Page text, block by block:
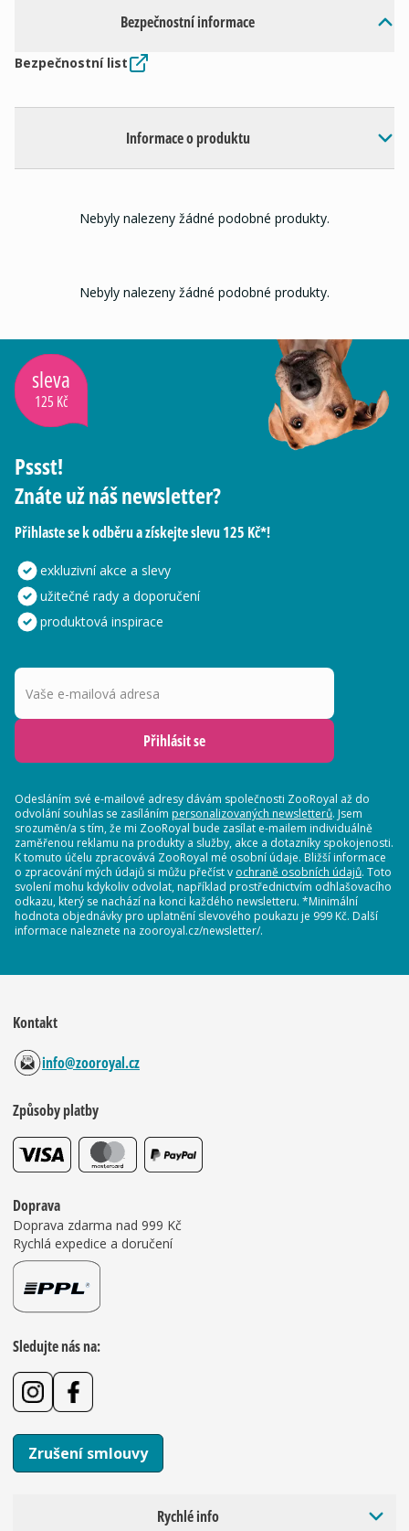
Bezpečnostní informace
Bezpečnostní list
Informace o produktu
Nebyly nalezeny žádné podobné produkty.
Nebyly nalezeny žádné podobné produkty.
sleva
125 Kč
Pssst!
Znáte už náš newsletter?
Přihlaste se k odběru a získejte slevu 125 Kč*!
exkluzivní akce a slevy
užitečné rady a doporučení
produktová inspirace
Vaše e-mailová adresa
Přihlásit se
Odesláním své e-mailové adresy dávám společnosti ZooRoyal až do
odvolání souhlas se zasíláním personalizovaných newsletterů. Jsem
srozuměn/a s tím, že mi ZooRoyal bude zasílat e-mailem individuálně
zaměřenou reklamu na produkty a služby, akce a dotazníky spokojenosti.
K tomuto účelu zpracovává ZooRoyal mé osobní údaje. Bližší informace
o zpracování mých údajů si můžu přečíst v ochraně osobních údajů. Toto
svolení mohu kdykoliv odvolat, například prostřednictvím odhlašovacího
odkazu, který se nachází na konci každého newsletteru. *Minimální
hodnota objednávky pro uplatnění slevového poukazu je 999 Kč. Další
informace naleznete na zooroyal.cz/newsletter/.
Kontakt
info@zooroyal.cz
Způsoby platby
Doprava
Doprava zdarma nad 999 Kč
Rychlá expedice a doručení
Sledujte nás na:
Zrušení smlouvy
Rychlé info